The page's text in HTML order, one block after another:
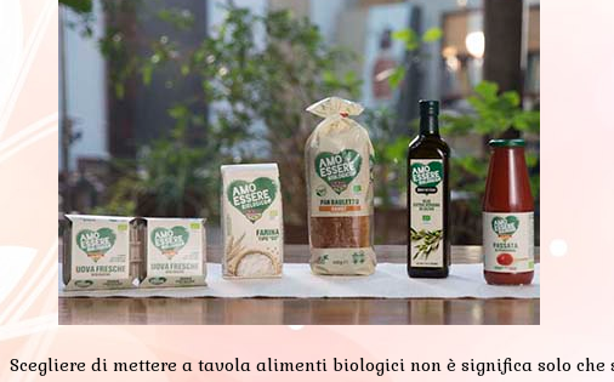
Scegliere di mettere a tavola alimenti biologici non è significa solo